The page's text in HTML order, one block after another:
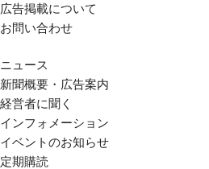
広告掲載について
お問い合わせ
ニュース
新聞概要・広告案内
経営者に聞く
インフォメーション
イベントのお知らせ
定期購読